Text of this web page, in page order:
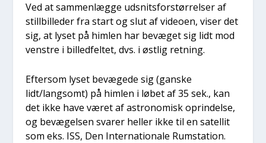
Ved at sam­men­læg­ge udsnits­for­stør­rel­ser af
stil­l­bil­le­der fra start og slut af video­en, viser det
sig, at lyset på him­len har bevæ­get sig lidt mod
ven­stre i bil­led­fel­tet, dvs. i øst­lig ret­ning.
Efter­som lyset bevæ­ge­de sig (gan­ske
lidt/langsomt) på him­len i løbet af 35 sek., kan
det ikke have været af astro­no­misk oprin­del­se,
og bevæ­gel­sen sva­rer hel­ler ikke til en satel­lit
som eks. ISS, Den Inter­na­tio­na­le Rum­sta­tion.